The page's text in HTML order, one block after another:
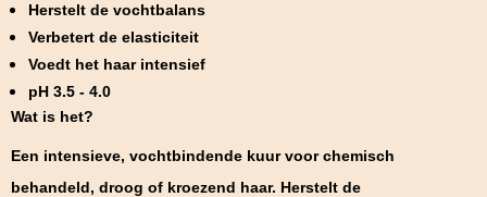
Herstelt de vochtbalans
Verbetert de elasticiteit
Voedt het haar intensief
pH 3.5 - 4.0
Wat is het?
Een intensieve, vochtbindende kuur voor chemisch
behandeld, droog of kroezend haar. Herstelt de